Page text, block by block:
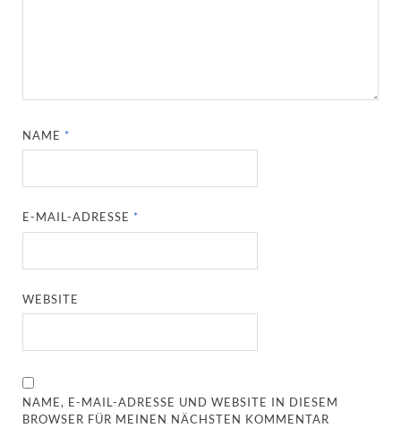
NAME *
E-MAIL-ADRESSE *
WEBSITE
NAME, E-MAIL-ADRESSE UND WEBSITE IN DIESEM
BROWSER FÜR MEINEN NÄCHSTEN KOMMENTAR